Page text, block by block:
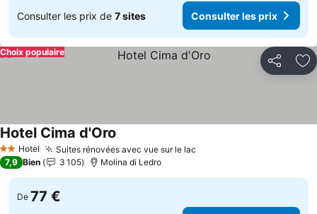
Consulter les prix de 7 sites Consulter les prix
Partager
Choix populaire
2 Étoiles
Hotel Suites rénovées avec vue sur le lac
Hotel Cima d'Oro
7,9 Bien 3 105 Molina di Ledro
De 77 €